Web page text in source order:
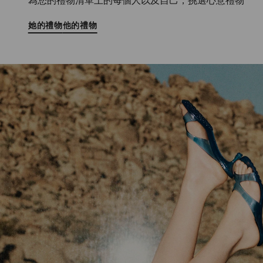
她的禮物他的禮物